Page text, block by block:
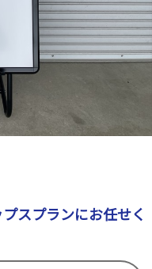
スプランにお任せく